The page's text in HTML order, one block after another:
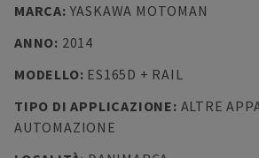
MARCA: YASKAWA MOTOMAN
ANNO: 2014
MODELLO: ES165D + RAIL
TIPO DI APPLICAZIONE: ALTRE
AUTOMAZIONE